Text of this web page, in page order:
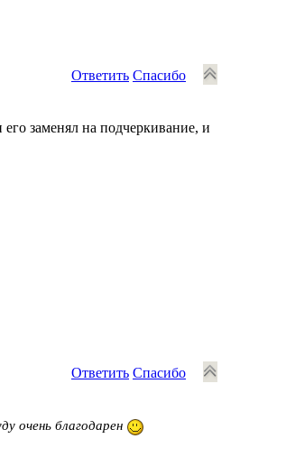
Ответить Спасибо
заменял на подчеркивание, и
Ответить Спасибо
очень благодарен